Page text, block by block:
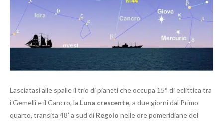
Lasciatasi alle spalle il trio di pianeti che occupa 15° di eclittica tra
i Gemelli e il Cancro, la Luna crescente, a due giorni dal Primo
quarto, transita 48’ a sud di Regolo nelle ore pomeridiane del